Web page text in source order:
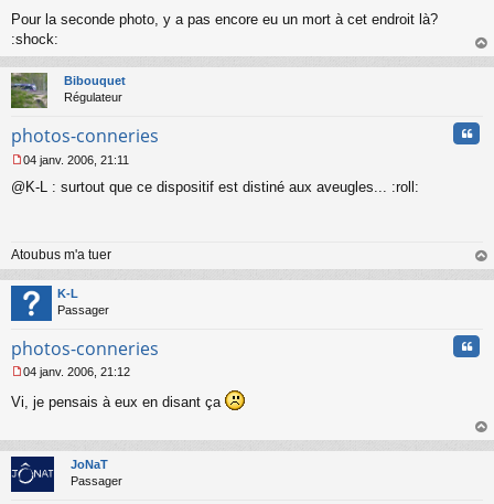
g
e
n
o
n
l
u
Pour la seconde photo, y a pas encore eu un mort à cet endroit là?
:shock:
au
Bibouquet
Régulateur
photos-conneries
e
g
e
n
o
n
u
04 janv. 2006, 21:11
@K-L : surtout que ce dispositif est distiné aux aveugles... :roll:
Atoubus m'a tuer
au
K-L
Passager
photos-conneries
a
g
e
04 janv. 2006, 21:12
Vi, je pensais à eux en disant ça
au
JoNaT
Passager